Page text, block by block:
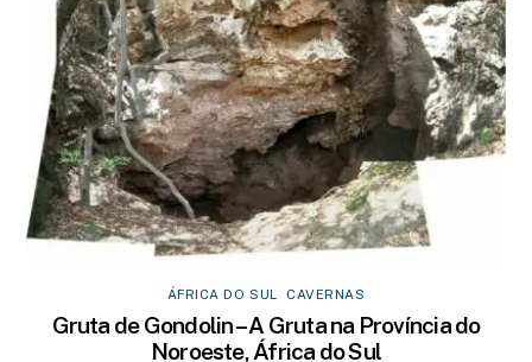
ÁFRICA DO SUL CAVERNAS
Gruta de Gondolin – A Gruta na Província do
Noroeste, África do Sul